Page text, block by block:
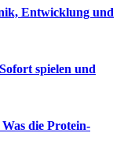
Entwicklung und
spielen und
die Protein-